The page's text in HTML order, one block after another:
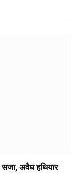
सजा, अवैध हथियार